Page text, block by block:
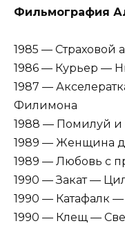
Фильмография
1985 — Страховой
1986 — Курьер —
1987 —
Филимона
1988 — Помилуй и
1989 — Женщина
1989 — Любовь с
1990 — Закат —
1990 — Катафалк
1990 — Клещ —